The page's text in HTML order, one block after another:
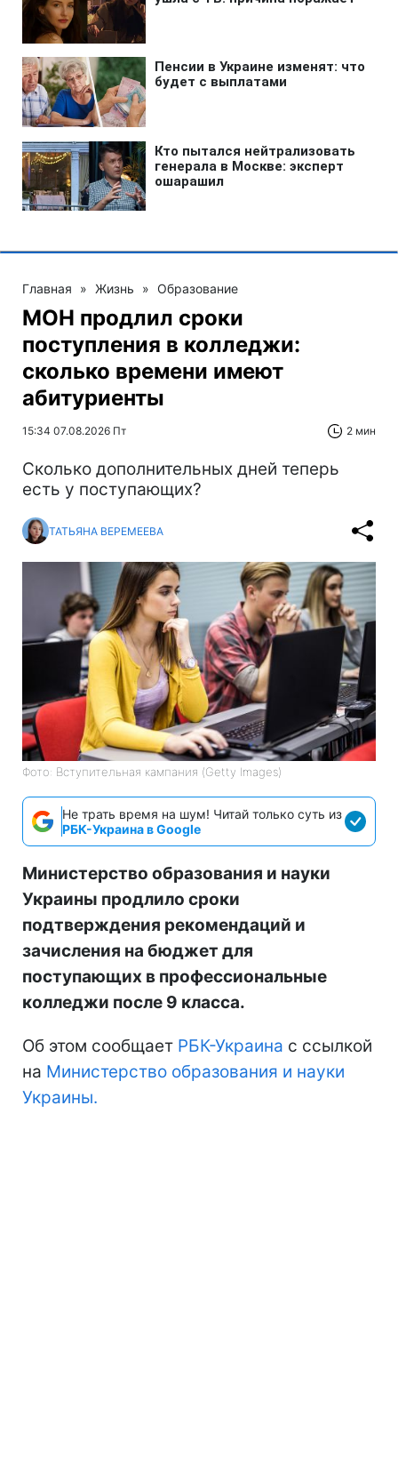
Главная » Жизнь » Образование
МОН продлил сроки
поступления в колледжи:
сколько времени имеют
абитуриенты
15:34 07.08.2026 Пт 2 мин
Сколько дополнительных дней теперь
есть у поступающих?
ТАТЬЯНА ВЕРЕМЕЕВА
Фото: Вступительная кампания (Getty Images)
Не трать время на шум! Читай только суть из
РБК-Украина в Google
Министерство образования и науки
Украины продлило сроки
подтверждения рекомендаций и
зачисления на бюджет для
поступающих в профессиональные
колледжи после 9 класса.
Об этом сообщает РБК-Украина с ссылкой
на Министерство образования и науки
Украины.